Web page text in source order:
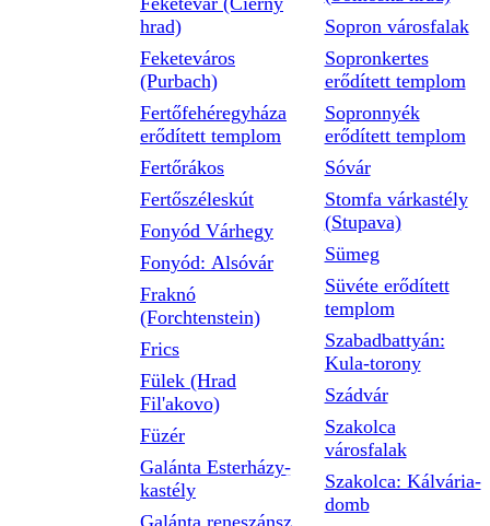
hrad)
Feketeváros
(Purbach)
Fertőfehéregyháza
erődített templom
Fertőrákos
Fertőszéleskút
Fonyód Várhegy
Fonyód: Alsóvár
Fraknó
(Forchtenstein)
Frics
Fülek (Hrad
Fil'akovo)
Füzér
Galánta Esterházy-
kastély
Sopron városfalak
Sopronkertes
erődített templom
Sopronnyék
erődített templom
Sóvár
Stomfa várkastély
(Stupava)
Sümeg
Süvéte erődített
templom
Szabadbattyán:
Kula-torony
Szádvár
Szakolca
városfalak
Szakolca: Kálvária-
domb